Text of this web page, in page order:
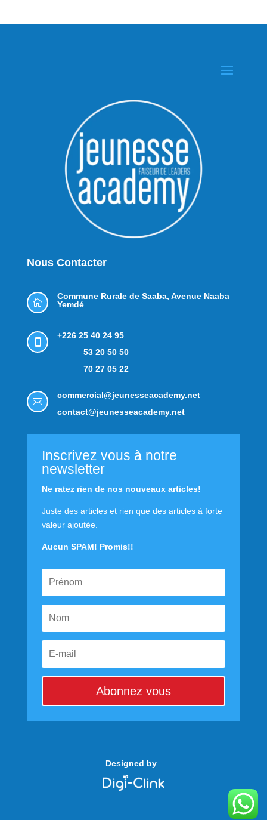
Nous Contacter

Commune Rurale de Saaba, Avenue Naaba
Yemdé

+226 25 40 24 95
53 20 50 50
70 27 05 22

commercial@jeunesseacademy.net
contact@jeunesseacademy.net
Inscrivez vous à notre
newsletter
Ne ratez rien de nos nouveaux articles!
Juste des articles et rien que des articles à forte
valeur ajoutée.
Aucun SPAM! Promis!!
Abonnez vous
Designed by